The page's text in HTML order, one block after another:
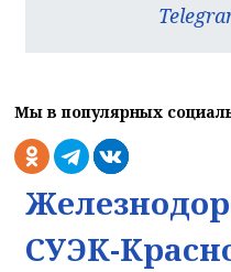
Мы в популярных
СУЭК-